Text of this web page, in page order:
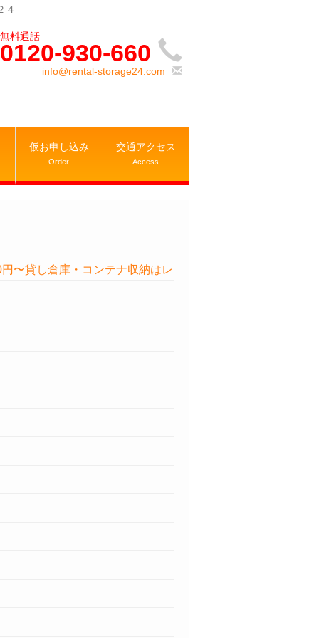
４
0120-930-660
info@rental-storage24.com
仮お申し込み
– Order –
交通アクセス
– Access –
〜貸し倉庫・コンテナ収納はレ